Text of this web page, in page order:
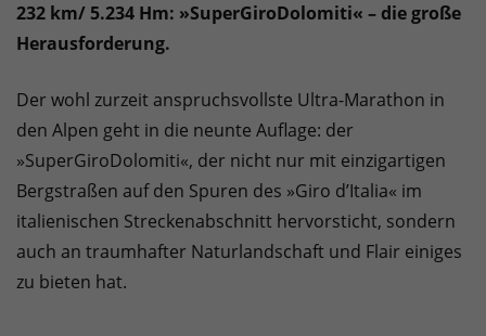
232 km/ 5.234 Hm: »SuperGiroDolomiti« – die große
Herausforderung.
Der wohl zurzeit anspruchsvollste Ultra-Marathon in
den Alpen geht in die neunte Auflage: der
»SuperGiroDolomiti«, der nicht nur mit einzigartigen
Bergstraßen auf den Spuren des »Giro d’Italia« im
italienischen Streckenabschnitt hervorsticht, sondern
auch an traumhafter Naturlandschaft und Flair einiges
zu bieten hat.